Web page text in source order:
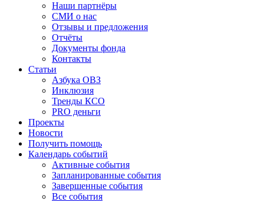
Наши партнёры
СМИ о нас
Отзывы и предложения
Отчёты
Документы фонда
Контакты
Статьи
Азбука ОВЗ
Инклюзия
Тренды КСО
PRO деньги
Проекты
Новости
Получить помощь
Календарь событий
Активные события
Запланированные события
Завершенные события
Все события